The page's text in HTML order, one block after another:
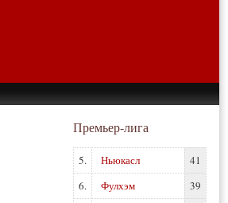
Премьер-лига
5. Ньюкасл
41
6.
Фулхэм 39